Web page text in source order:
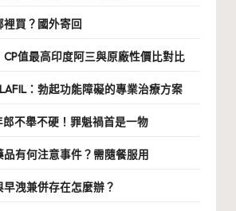
買？國外寄回
值最高印度阿三與原廠性價比對比
：勃起功能障礙的專業治療方案
郎不舉不硬！罪魁禍首是一物
有何注意事件？需隨餐服用
洩兼併存在怎麼辦？